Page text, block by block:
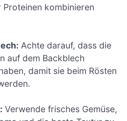
Proteinen kombinieren
Achte darauf, dass die
auf dem Backblech
damit sie beim Rösten
Verwende frisches Gemüse,